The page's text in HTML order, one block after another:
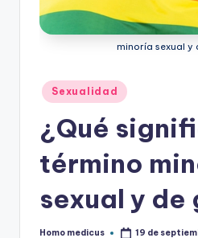
minoría sexual y
Publicado
en
Sexualidad
¿Qué
término
sexual y de
Homo medicus 19 de